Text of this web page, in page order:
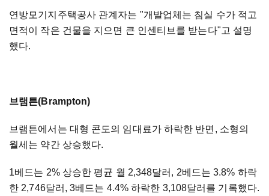
연방모기지주택공사 관계자는 "개발업체는 침실 수가 적고
면적이 작은 건물을 지으면 큰 인센티브를 받는다"고 설명
했다.
브램튼(Brampton)
브램튼에서는 대형 콘도의 임대료가 하락한 반면, 소형의
월세는 약간 상승했다.
1베드는 2% 상승한 평균 월 2,348달러, 2베드는 3.8% 하락
한 2,746달러, 3베드는 4.4% 하락한 3,108달러를 기록했다.